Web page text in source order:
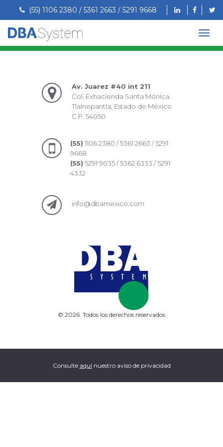
(55) 1106 2380 / 5361 2663 / 5291 9668
Av. Juarez #40 int 211
Col. Exhacienda Santa Mónica.
Tlalnepantla, Estado de México
C.P. 54050
(55) 1106 2380 / 5361 2663 / 5291
9668
(55) 5291 9035 / 5362 6333 / 5291
4332
info@dbamexico.com
© 2026. Todos los derechos reservados
Consulte aquínuestro aviso de privacidad